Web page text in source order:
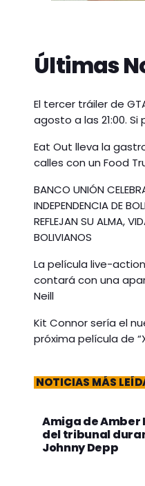
Últimas
El tercer tráiler de
agosto a las 21:00. Si
Eat Out lleva la
calles con un Food
BANCO UNIÓN
INDEPENDENCIA DE
REFLEJAN SU ALMA,
BOLIVIANOS
La película live-
contará con una
Neill
Kit Connor sería el
próxima película de
NOTICIAS MÁS
Amiga de Amber
del tribunal
Johnny Depp